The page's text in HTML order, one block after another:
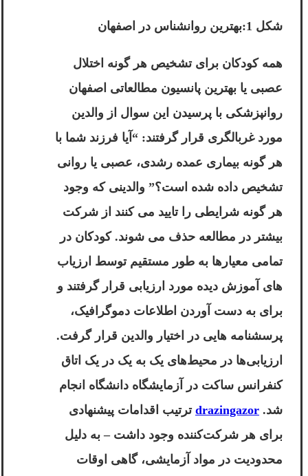
شکل 1:بهترین روانشناس در اصفهان
همه کودکان برای تشخیص هر گونه اختلال
عصبی یا بهترین پانسیون مطالعاتی اصفهان
روانپزشکی با پرسیدن این سوال از والدین
مورد غربالگری قرار گرفتند: “آیا فرزند شما با
هر گونه بیماری عمده رشدی، عصبی یا روانی
تشخیص داده شده است؟” والدینی که وجود
هر گونه شرایطی را تایید می کنند از شرکت
بیشتر در مطالعه حذف می شوند. کودکان در
تمامی معیارها به طور مستقیم توسط ارزیاب
های آموزش دیده مورد ارزیابی قرار گرفتند و
برای به دست آوردن اطلاعات دموگرافیک،
پرسشنامه هایی در اختیار والدین قرار گرفت.
ارزیابی‌ها در محیط‌های یک به یک در یک اتاق
کنفرانس ساکت در آزمایشگاه دانشگاه انجام
شد. drazingazor ترتیب اقدامات پیشنهادی
برای هر شرکت‌کننده وجود داشت – به دلیل
محدودیت در مواد آزمایشی، گاهی اوقات